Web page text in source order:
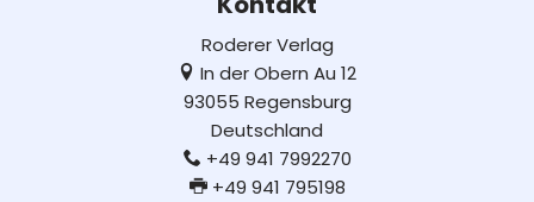
Roderer Verlag
In der Obern Au 12
93055 Regensburg
Deutschland
+49 941 7992270
+49 941 795198